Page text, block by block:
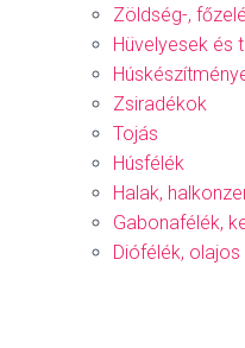
Zöldség-,
Hüvelyesek és
Zsiradékok
Tojás
Húsfélék
Halak,
Gabonafélék,
Diófélék,